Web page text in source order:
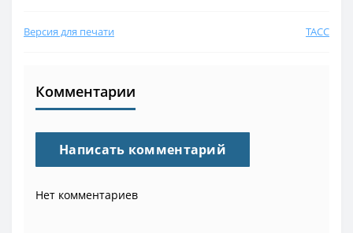
Версия для печати ТАСС
Комментарии
Написать комментарий
Нет комментариев